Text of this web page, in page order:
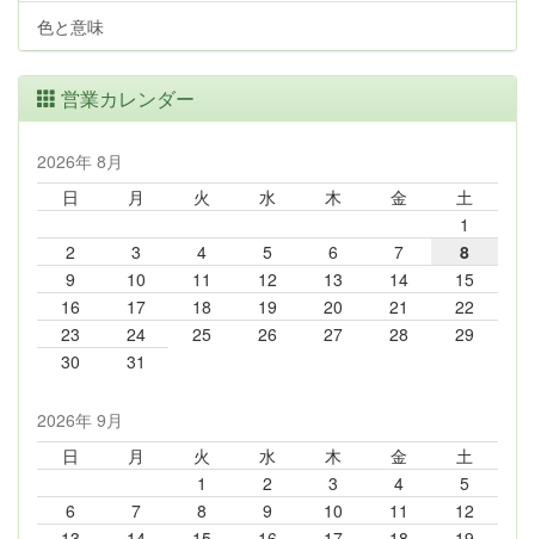
色と意味
営業カレンダー
2026年 8月
日
月 火 水 木 金
土
1
2
3 4 5 6 7
8
9
10 11 12 13 14
15
16
17 18 19 20 21
22
23
24 25 26 27 28
29
30
31
2026年 9月
日
月 火 水 木 金
土
1
2 3 4
5
6
7 8 9 10 11
12